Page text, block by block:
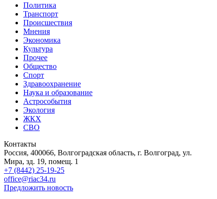
Политика
Транспорт
Происшествия
Мнения
Экономика
Культура
Прочее
Общество
Спорт
Здравоохранение
Наука и образование
Астрособытия
Экология
ЖКХ
СВО
Контакты
Россия, 400066, Волгоградская область, г. Волгоград, ул.
Мира, зд. 19, помещ. 1
+7 (8442) 25-19-25
office@riac34.ru
Предложить новость